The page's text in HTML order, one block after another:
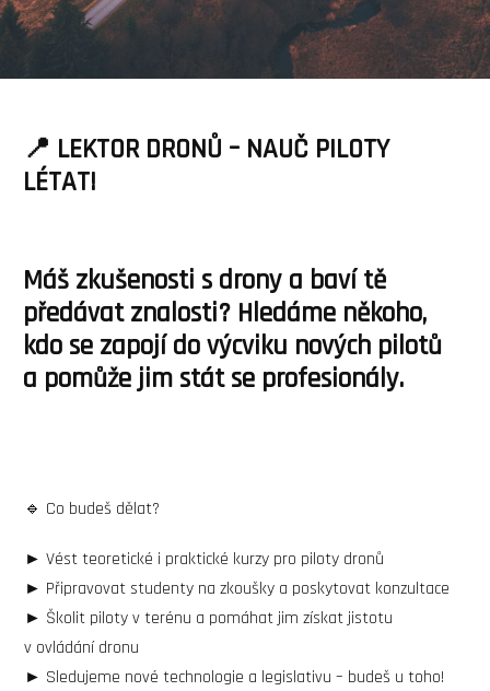
📍 LEKTOR DRONŮ – NAUČ PILOTY
LÉTAT!
Máš zkušenosti s drony a baví tě
předávat znalosti? Hledáme někoho,
kdo se zapojí do výcviku nových pilotů
a pomůže jim stát se profesionály.
🔹 Co budeš dělat?
► Vést teoretické i praktické kurzy pro piloty dronů
► Připravovat studenty na zkoušky a poskytovat konzultace
► Školit piloty v terénu a pomáhat jim získat jistotu
v ovládání dronu
► Sledujeme nové technologie a legislativu – budeš u toho!